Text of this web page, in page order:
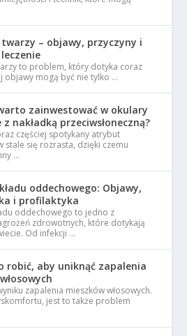
– objawy, przyczyny i
to problem, który dotyka coraz
objawy mogą być nie tylko …
zainwestować w okulary
nakładką przeciwsłoneczną?
częściej spotykany atrybut
stale się rozrasta, dzięki czemu
…
oddechowego: Objawy,
i profilaktyka
oddechowego to jedno z
zdrowotnych, które dotykają
Od infekcji …
robić, aby uniknąć zapalenia
zapalenia mieszków włosowych.
jest to także problem